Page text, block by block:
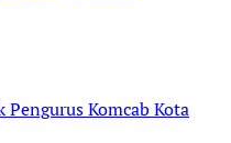
Komcab Kota